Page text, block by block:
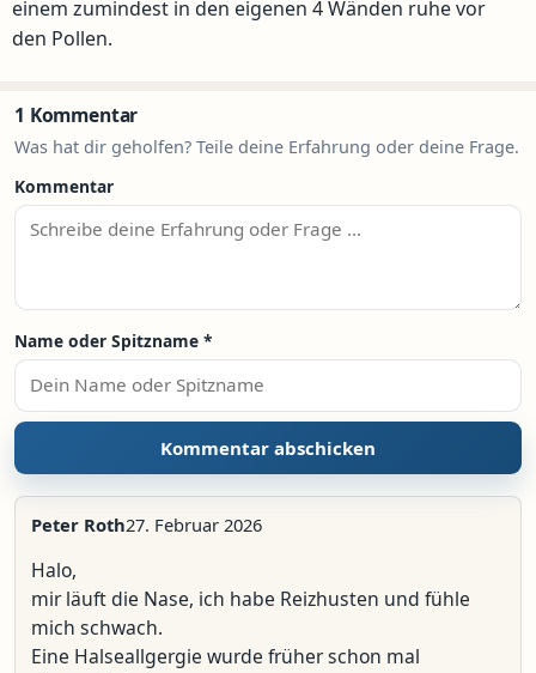
einem zumindest in den eigenen 4 Wänden ruhe vor
den Pollen.
1 Kommentar
Was hat dir geholfen? Teile deine Erfahrung oder deine Frage.
Kommentar
Name oder Spitzname *
Peter Roth27. Februar 2026
Halo,
mir läuft die Nase, ich habe Reizhusten und fühle
mich schwach.
Eine Halseallgergie wurde früher schon mal